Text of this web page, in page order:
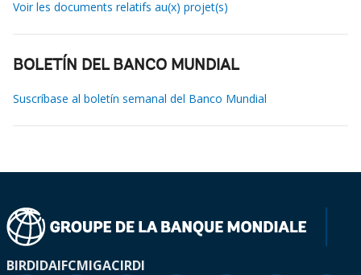
Voir les documents relatifs au(x) projet(s)
BOLETÍN DEL BANCO MUNDIAL
Suscríbase al boletín semanal del Banco Mundial
BIRDIDAIFCMIGACIRDI